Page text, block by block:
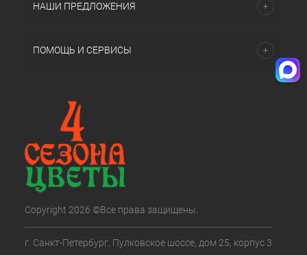
НАШИ ПРЕДЛОЖЕНИЯ
ПОМОЩЬ И СЕРВИСЫ
Copyright 2026 ©Все права защищены.
г. Санкт-Петербург, Пулковское шоссе, дом 25, корпус 3